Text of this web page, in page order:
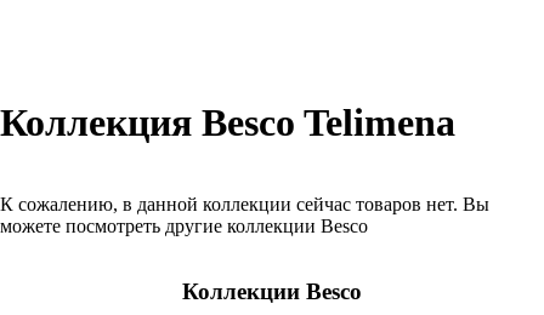
Коллекция Besco Telimena
К сожалению, в данной коллекции сейчас товаров нет. Вы
можете посмотреть другие коллекции Besco
Коллекции Besco